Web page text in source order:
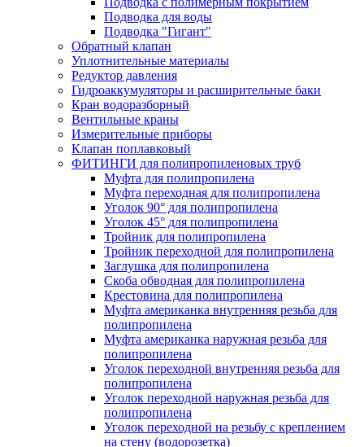
Подводка для воды
Подводка "Гигант"
Обратный клапан
Уплотнительные материалы
Редуктор давления
Гидроаккумуляторы и расширительные баки
Кран водоразборный
Вентильные краны
Измерительные приборы
Клапан поплавковый
ФИТИНГИ для полипропиленовых труб
Муфта для полипропилена
Муфта переходная для полипропилена
Уголок 90° для полипропилена
Уголок 45° для полипропилена
Тройник для полипропилена
Тройник переходной для полипропилена
Заглушка для полипропилена
Скоба обводная для полипропилена
Крестовина для полипропилена
Муфта американка внутренняя резьба для
полипропилена
Муфта американка наружная резьба для
полипропилена
Уголок переходной внутренняя резьба для
полипропилена
Уголок переходной наружная резьба для
полипропилена
Уголок переходной на резьбу с креплением
на стену (водорозетка)